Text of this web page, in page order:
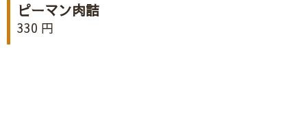
ピーマン肉詰
330 円